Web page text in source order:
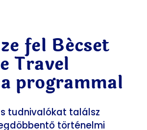
fel Bécset
Travel
programmal
tudnivalókat találsz
történelmi